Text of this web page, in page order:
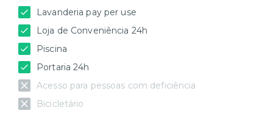
Lavanderia pay per use
Loja de Conveniência 24h
Piscina
Portaria 24h
Acesso para pessoas com deficiência
Bicicletário